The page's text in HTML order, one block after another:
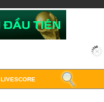
LIVESCORE